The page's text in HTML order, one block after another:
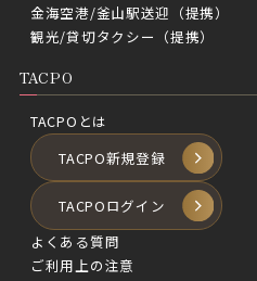
金海空港/釜山駅送迎（提携）
観光/貸切タクシー（提携）
TACPO
TACPOとは
TACPO新規登録
TACPOログイン
よくある質問
ご利用上の注意